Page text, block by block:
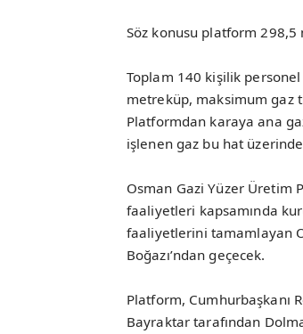
Söz konusu platform
Toplam 140 kişilik
metreküp, maksimum gaz
Platformdan karaya ana
işlenen gaz bu hat
Osman Gazi Yüzer Üretim
faaliyetleri kapsamında
faaliyetlerini tamamlayan
Boğazı’ndan geçecek.
Platform, Cumhurbaşkanı
Bayraktar tarafından